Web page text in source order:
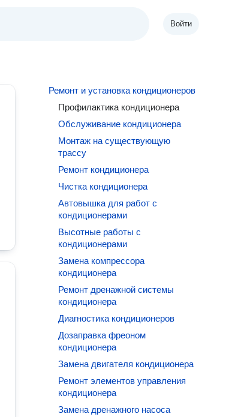
Войти
Ремонт и установка кондиционеров
Профилактика кондиционера
Обслуживание кондиционера
Монтаж на существующую
трассу
Ремонт кондиционера
Чистка кондиционера
Автовышка для работ с
кондиционерами
Высотные работы с
кондиционерами
Замена компрессора
кондиционера
Ремонт дренажной системы
кондиционера
Диагностика кондиционеров
Дозаправка фреоном
кондиционера
Замена двигателя кондиционера
Ремонт элементов управления
кондиционера
Замена дренажного насоса